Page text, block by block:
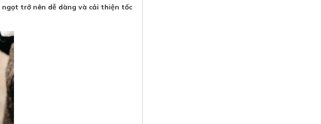
trở nên dễ dàng và cải thiện tốc